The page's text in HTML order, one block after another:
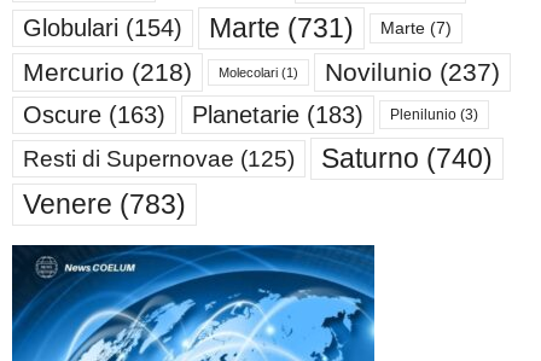
Globulari (154) Marte (731) Marte (7)
Mercurio (218) Molecolari (1) Novilunio (237)
Oscure (163) Planetarie (183) Plenilunio (3)
Resti di Supernovae (125) Saturno (740)
Venere (783)